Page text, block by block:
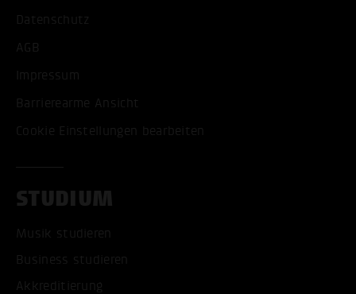
Datenschutz
AGB
Impressum
Barrierearme Ansicht
Cookie Einstellungen bearbeiten
STUDIUM
Musik studieren
Business studieren
Akkreditierung